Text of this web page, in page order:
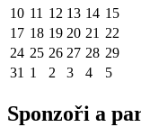
10 11 12 13 14 15
17 18 19 20 21 22
24 25 26 27 28 29
31 1 2 3 4 5
Sponzoři a